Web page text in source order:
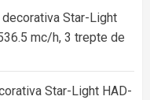
Star-Light
mc/h, 3 trepte de
Star-Light HAD-